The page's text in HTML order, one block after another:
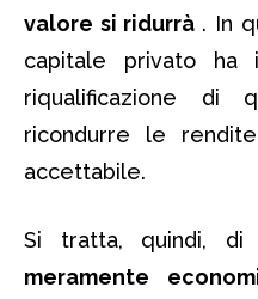
valore si ridurrà . In
capitale privato ha
riqualificazione di
ricondurre le
accettabile.
Si tratta, quindi, di
meramente